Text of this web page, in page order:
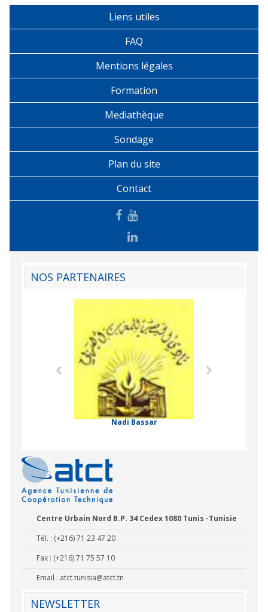
Liens utiles
FAQ
Mentions légales
Formation
Mediathèque
Sondage
Plan du site
Contact
NOS PARTENAIRES
Nadi Bassar
Centre Urbain Nord B.P. 34 Cedex 1080 Tunis -Tunisie
Tél. : (+216) 71 23 47 20
Fax : (+216) 71 75 57 10
Email : atct.tunisia@atct.tn
NEWSLETTER